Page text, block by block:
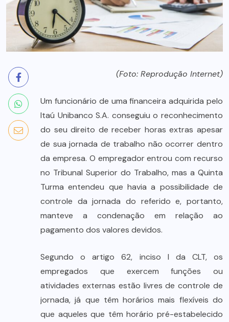
(Foto: Reprodução Internet)
Um funcionário de uma financeira adquirida pelo
Itaú Unibanco S.A. conseguiu o reconhecimento
do seu direito de receber horas extras apesar
de sua jornada de trabalho não ocorrer dentro
da empresa. O empregador entrou com recurso
no Tribunal Superior do Trabalho, mas a Quinta
Turma entendeu que havia a possibilidade de
controle da jornada do referido e, portanto,
manteve a condenação em relação ao
pagamento dos valores devidos.
Segundo o artigo 62, inciso I da CLT, os
empregados que exercem funções ou
atividades externas estão livres de controle de
jornada, já que têm horários mais flexíveis do
que aqueles que têm horário pré-estabelecido